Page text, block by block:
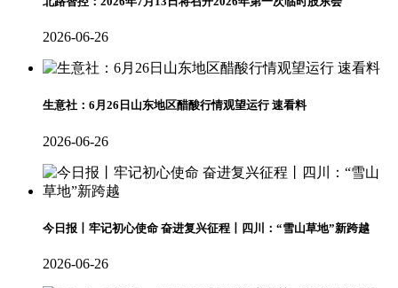
2026-06-26
生意社：6月26日山东地区醋酸行情观望运行 速看料
2026-06-26
今日报丨牢记初心使命 奋进复兴征程丨四川：“雪山草地”新跨越
2026-06-26